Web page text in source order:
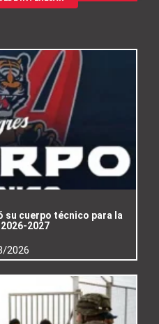
su cuerpo técnico para la
2027
2026